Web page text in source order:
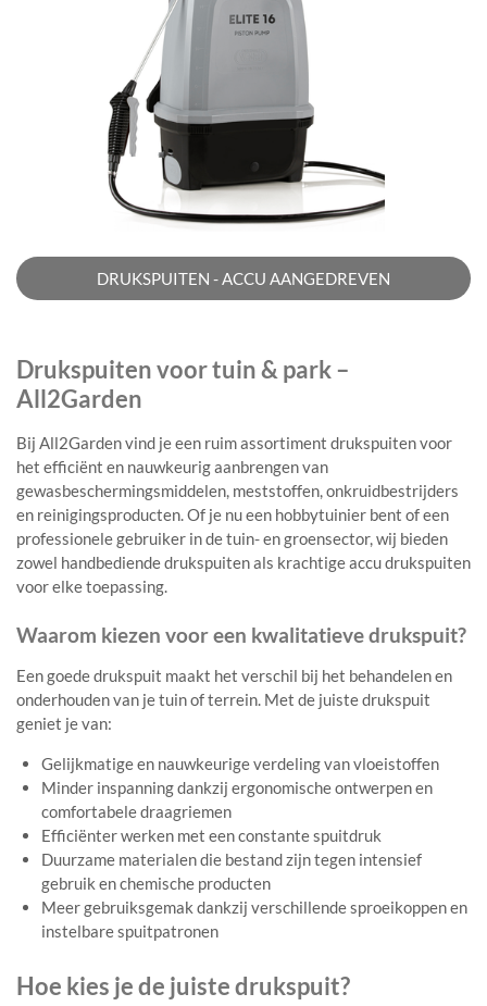
DRUKSPUITEN - ACCU AANGEDREVEN
Drukspuiten voor tuin & park –
All2Garden
Bij All2Garden vind je een ruim assortiment drukspuiten voor
het efficiënt en nauwkeurig aanbrengen van
gewasbeschermingsmiddelen, meststoffen, onkruidbestrijders
en reinigingsproducten. Of je nu een hobbytuinier bent of een
professionele gebruiker in de tuin- en groensector, wij bieden
zowel handbediende drukspuiten als krachtige accu drukspuiten
voor elke toepassing.
Waarom kiezen voor een kwalitatieve drukspuit?
Een goede drukspuit maakt het verschil bij het behandelen en
onderhouden van je tuin of terrein. Met de juiste drukspuit
geniet je van:
Gelijkmatige en nauwkeurige verdeling van vloeistoffen
Minder inspanning dankzij ergonomische ontwerpen en
comfortabele draagriemen
Efficiënter werken met een constante spuitdruk
Duurzame materialen die bestand zijn tegen intensief
gebruik en chemische producten
Meer gebruiksgemak dankzij verschillende sproeikoppen en
instelbare spuitpatronen
Hoe kies je de juiste drukspuit?